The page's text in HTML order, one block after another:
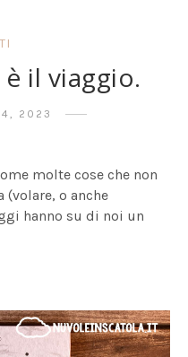
il viaggio.
2023
molte cose che non
o anche
hanno su di noi un